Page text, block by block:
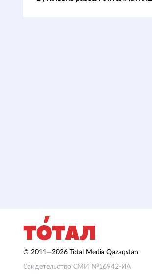
© 2011—2026 Total Media Qazaqstan
Свидетельство СМИ №16942-ИА